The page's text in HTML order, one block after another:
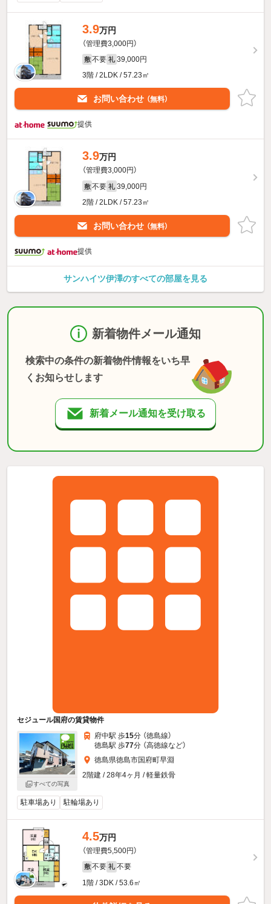
3.9万円
（管理費3,000円）
敷 不要 礼 39,000円
3階 / 2LDK / 57.23㎡
お問い合わせ （無料）
提供
3.9万円
（管理費3,000円）
敷 不要 礼 39,000円
2階 / 2LDK / 57.23㎡
お問い合わせ （無料）
提供
サンハイツ伊澤のすべての部屋を見る
新着物件メール通知
検索中の条件の新着物件情報をいち早
くお知らせします
新着メール通知を受け取る
セジュール国府の賃貸物件
すべての写真
府中駅 歩15分 （徳島線）
徳島駅 歩77分 （高徳線など）
徳島県徳島市国府町早淵
2階建 / 28年4ヶ月 / 軽量鉄骨
駐車場あり 駐輪場あり
4.5万円
（管理費5,500円）
敷 不要 礼 不要
1階 / 3DK / 53.6㎡